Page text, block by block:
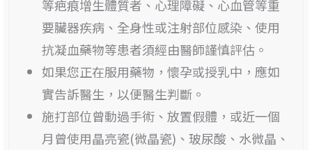
等疤痕增生體質者、心理障礙、心血管等重
要臟器疾病、全身性或注射部位感染、使用
抗凝血藥物等患者須經由醫師謹慎評估。
如果您正在服用藥物，懷孕或授乳中，應如
實告訴醫生，以便醫生判斷。
施打部位曾動過手術、放置假體，或近一個
月曾使用晶亮瓷(微晶瓷)、玻尿酸、水微晶、